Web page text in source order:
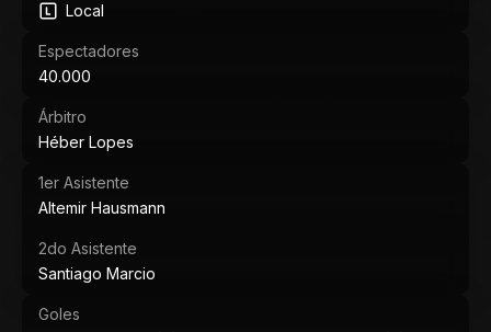
Local
Espectadores
40.000
Árbitro
Héber Lopes
1er Asistente
Altemir Hausmann
2do Asistente
Santiago Marcio
Goles